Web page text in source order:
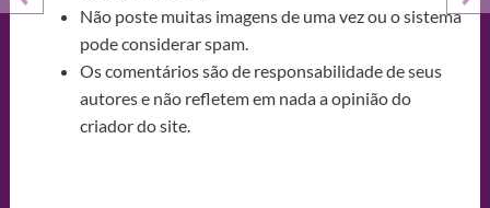
Não poste muitas imagens de uma vez ou o sistema
pode considerar spam.
Os comentários são de responsabilidade de seus
autores e não refletem em nada a opinião do
criador do site.